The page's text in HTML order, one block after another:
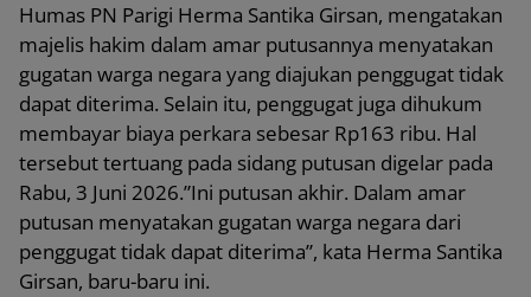
Humas PN Parigi Herma Santika Girsan, mengatakan
majelis hakim dalam amar putusannya menyatakan
gugatan warga negara yang diajukan penggugat tidak
dapat diterima. Selain itu, penggugat juga dihukum
membayar biaya perkara sebesar Rp163 ribu. Hal
tersebut tertuang pada sidang putusan digelar pada
Rabu, 3 Juni 2026.”Ini putusan akhir. Dalam amar
putusan menyatakan gugatan warga negara dari
penggugat tidak dapat diterima”, kata Herma Santika
Girsan, baru-baru ini.